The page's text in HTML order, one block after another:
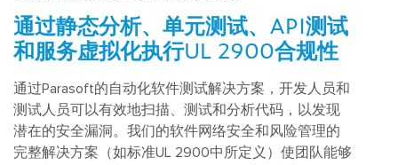
通过静态分析、单元测试、API测试
和服务虚拟化执行UL 2900合规性
通过Parasoft的自动化软件测试解决方案，开发人员和
测试人员可以有效地扫描、测试和分析代码，以发现
潜在的安全漏洞。我们的软件网络安全和风险管理的
完整解决方案（如标准UL 2900中所定义）使团队能够